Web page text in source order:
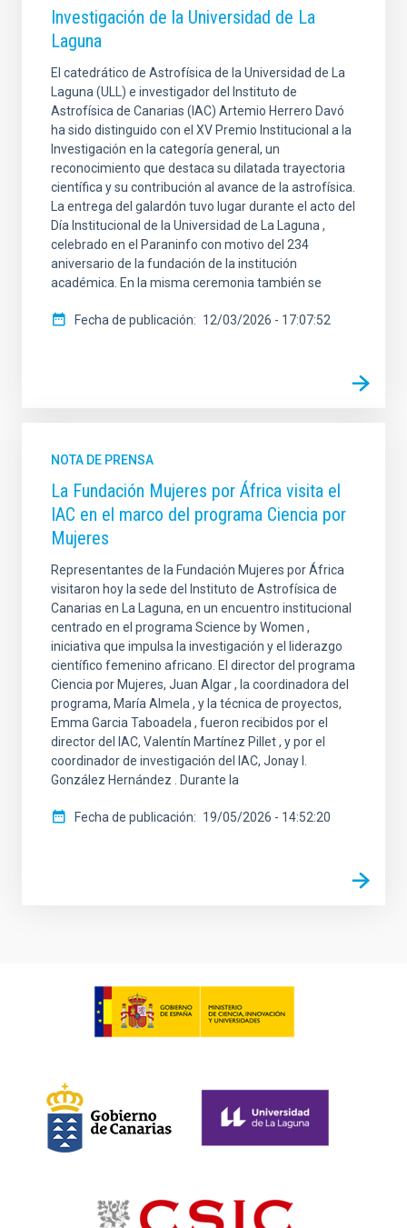
Investigación de la Universidad de La
Laguna
El catedrático de Astrofísica de la Universidad de La
Laguna (ULL) e investigador del Instituto de
Astrofísica de Canarias (IAC) Artemio Herrero Davó
ha sido distinguido con el XV Premio Institucional a la
Investigación en la categoría general, un
reconocimiento que destaca su dilatada trayectoria
científica y su contribución al avance de la astrofísica.
La entrega del galardón tuvo lugar durante el acto del
Día Institucional de la Universidad de La Laguna ,
celebrado en el Paraninfo con motivo del 234
aniversario de la fundación de la institución
académica. En la misma ceremonia también se
Fecha de publicación 12/03/2026 - 17:07:52
NOTA DE PRENSA
La Fundación Mujeres por África visita el
IAC en el marco del programa Ciencia por
Mujeres
Representantes de la Fundación Mujeres por África
visitaron hoy la sede del Instituto de Astrofísica de
Canarias en La Laguna, en un encuentro institucional
centrado en el programa Science by Women ,
iniciativa que impulsa la investigación y el liderazgo
científico femenino africano. El director del programa
Ciencia por Mujeres, Juan Algar , la coordinadora del
programa, María Almela , y la técnica de proyectos,
Emma Garcia Taboadela , fueron recibidos por el
director del IAC, Valentín Martínez Pillet , y por el
coordinador de investigación del IAC, Jonay I.
González Hernández . Durante la
Fecha de publicación 19/05/2026 - 14:52:20